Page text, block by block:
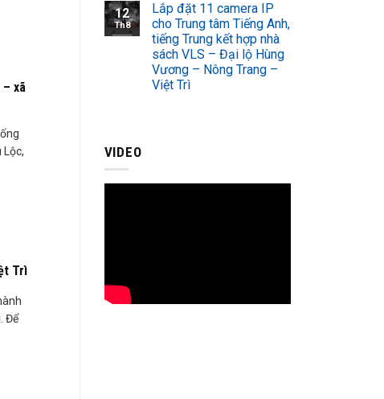
xã
Trì
Để
12
Th8
Lắp đặt 11 camera IP
cho Trung tâm Tiếng Anh,
tiếng Trung kết hợp nhà
sách VLS – Đại lộ Hùng
Vương – Nông Trang –
Việt Trì
VIDEO